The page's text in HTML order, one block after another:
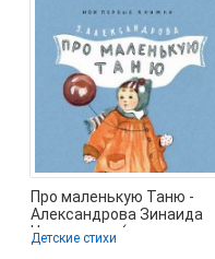
Про маленькую Таню -
Александрова Зинаида
Николаевна (читать книгу
онлайн
Детские стихи